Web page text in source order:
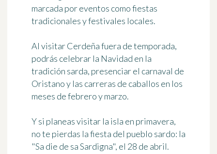
marcada por eventos como fiestas
tradicionales y festivales locales.
Al visitar Cerdeña fuera de temporada,
podrás celebrar la Navidad en la
tradición sarda, presenciar el carnaval de
Oristano y las carreras de caballos en los
meses de febrero y marzo.
Y si planeas visitar la isla en primavera,
no te pierdas la fiesta del pueblo sardo: la
"Sa die de sa Sardigna", el 28 de abril.